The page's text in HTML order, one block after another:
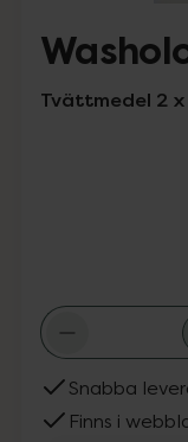
Tvättmedel 2 x
Snabba
Finns i